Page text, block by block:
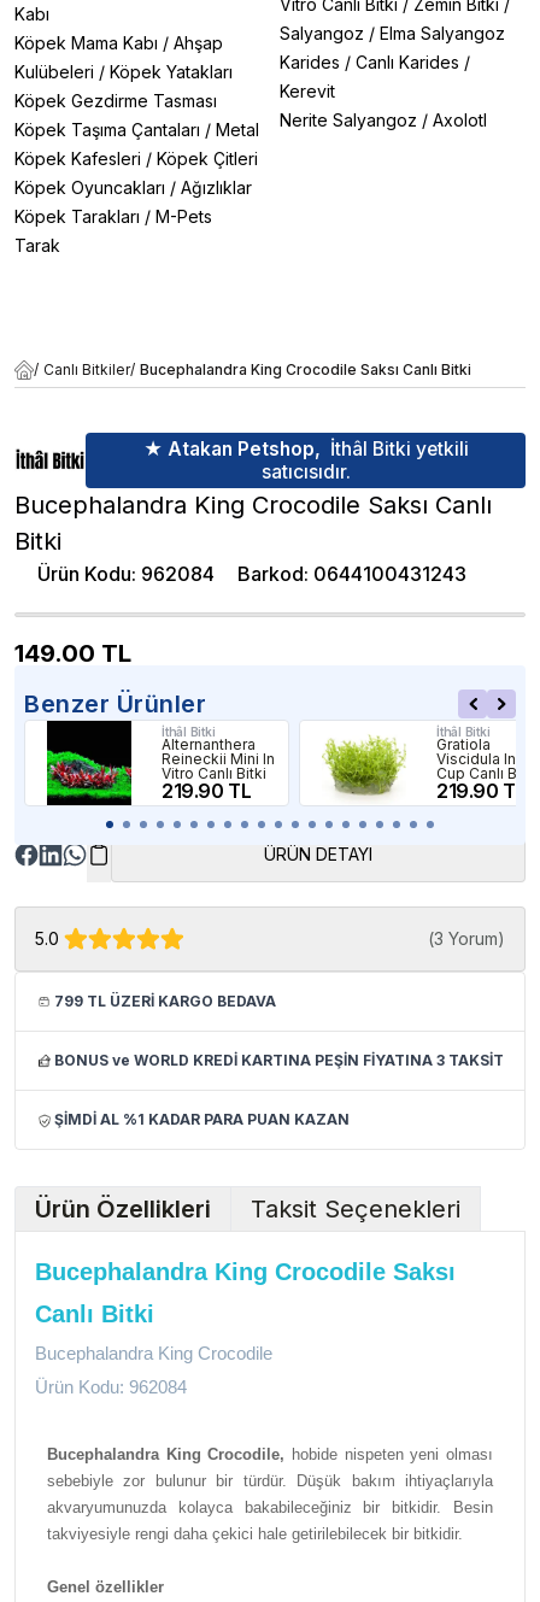
Kabı
Köpek Mama Kabı / Ahşap
Kulübeleri / Köpek Yatakları
Köpek Gezdirme Tasması
Köpek Taşıma Çantaları / Metal
Köpek Kafesleri / Köpek Çitleri
Köpek Oyuncakları / Ağızlıklar
Köpek Tarakları / M-Pets
Tarak
Vitro Canlı Bitki / Zemin Bitki /
Salyangoz / Elma Salyangoz
Karides / Canlı Karides /
Kerevit
Nerite Salyangoz / Axolotl
/ Canlı Bitkiler/ Bucephalandra King Crocodile Saksı Canlı Bitki
★ Atakan Petshop, İthâl Bitki yetkili
satıcısıdır.
Bucephalandra King Crocodile Saksı Canlı
Bitki
Ürün Kodu: 962084 Barkod: 0644100431243
149.00 TL
Benzer Ürünler
İthâl Bitki
Alternanthera
Reineckii Mini In
Vitro Canlı Bitki
219.90 TL
İthâl Bitki
Gratiola
Viscidula In
Cup Canlı Bitki
219.90 TL
ÜRÜN DETAYI
5.0 (3 Yorum)
799 TL ÜZERİ KARGO BEDAVA
BONUS ve WORLD KREDİ KARTINA PEŞİN FİYATINA 3 TAKSİT
ŞİMDİ AL %1 KADAR PARA PUAN KAZAN
Ürün Özellikleri Taksit Seçenekleri
Bucephalandra King Crocodile Saksı
Canlı Bitki
Bucephalandra King Crocodile
Ürün Kodu: 962084
Bucephalandra King Crocodile, hobide nispeten yeni olması
sebebiyle zor bulunur bir türdür. Düşük bakım ihtiyaçlarıyla
akvaryumunuzda kolayca bakabileceğiniz bir bitkidir. Besin
takviyesiyle rengi daha çekici hale getirilebilecek bir bitkidir.
Genel özellikler